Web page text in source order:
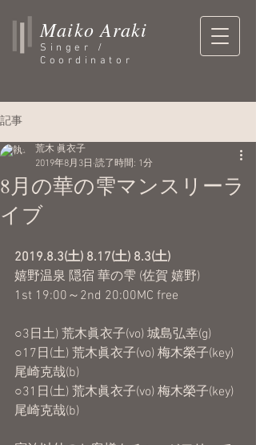
Maiko Araki
Singer /
Coordinator
記事
8月の華の雫マンスリーラ
イブ
荒木 眞衣子
2019年8月3日 読了時間: 1分
2019.8.3(土) 8.17(土) 8.3(土)
嬉野温泉 隠宿 華の雫 (佐賀 嬉野)
1st 19:00～2nd 20:00MC free
○3日土) 荒木眞衣子(vo) 城島弘幸(g)
○17日(土) 荒木眞衣子(vo) 梅木榮子(key)
尾崎克哉(b)
○31日(土) 荒木眞衣子(vo) 梅木榮子(key)
尾崎克哉(b)